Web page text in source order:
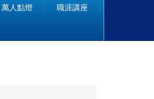
萬人點燈 職涯講座